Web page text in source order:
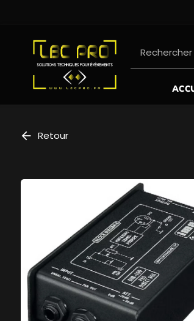
Rechercher
Retour